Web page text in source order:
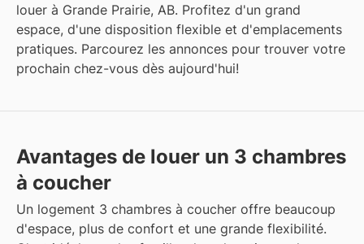
louer à Grande Prairie, AB. Profitez d'un grand
espace, d'une disposition flexible et d'emplacements
pratiques. Parcourez les annonces pour trouver votre
prochain chez-vous dès aujourd'hui!
Avantages de louer un 3 chambres
à coucher
Un logement 3 chambres à coucher offre beaucoup
d'espace, plus de confort et une grande flexibilité.